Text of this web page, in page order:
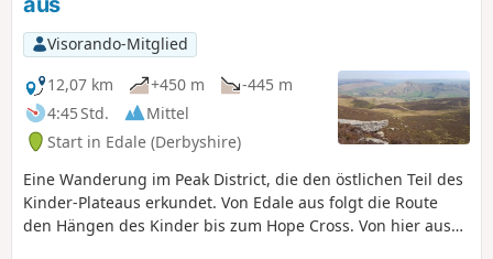
Visorando-Mitglied
12,07 km
+450 m
-445 m
4:45 Std.
Mittel
Start in Edale (Derbyshire)
Eine Wanderung im Peak District, die den östlichen Teil des
Kinder-Plateaus erkundet. Von Edale aus folgt die Route
den Hängen des Kinder bis zum Hope Cross. Von hier aus